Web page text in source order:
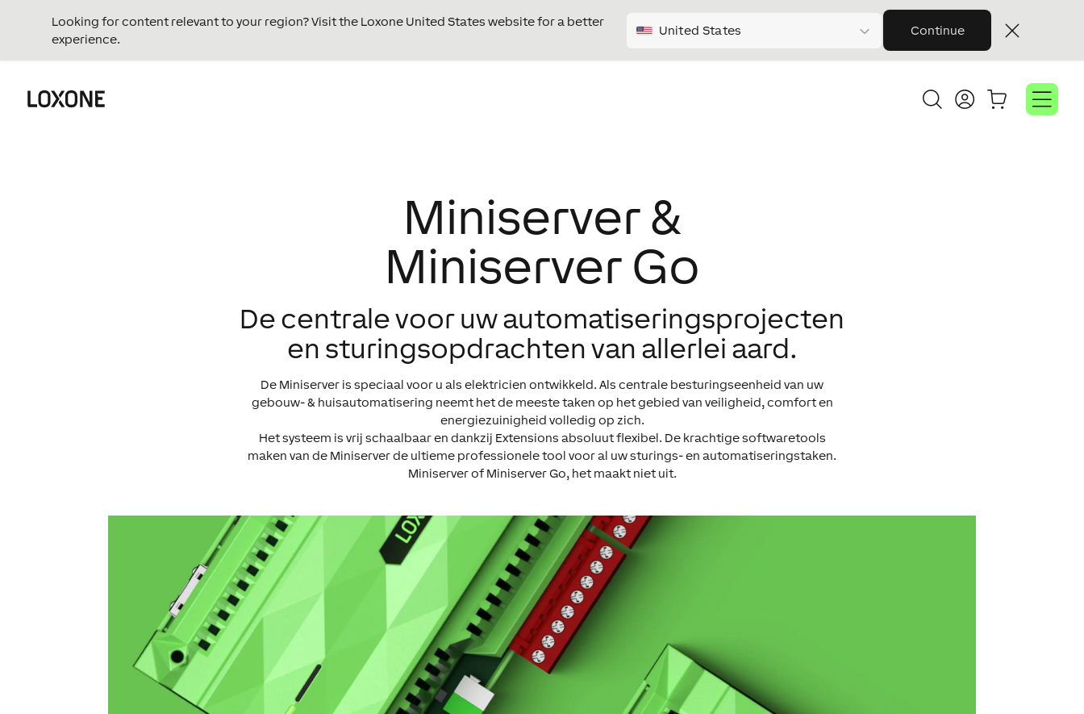
Looking for content relevant to your region? Visit the Loxone United States website for a better
experience.
United States Continue
Miniserver &
Miniserver Go
De centrale voor uw automatiseringsprojecten
en sturingsopdrachten van allerlei aard.
De Miniserver is speciaal voor u als elektricien ontwikkeld. Als centrale besturingseenheid van uw
gebouw- & huisautomatisering neemt het de meeste taken op het gebied van veiligheid, comfort en
energiezuinigheid volledig op zich.
Het systeem is vrij schaalbaar en dankzij Extensions absoluut flexibel. De krachtige softwaretools
maken van de Miniserver de ultieme professionele tool voor al uw sturings- en automatiseringstaken.
Miniserver of Miniserver Go, het maakt niet uit.